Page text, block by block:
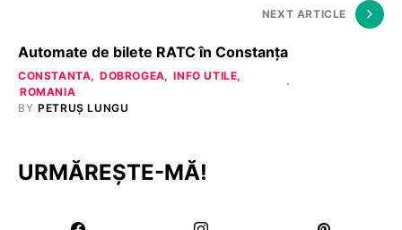
NEXT ARTICLE
Automate de bilete RATC în Constanța
CONSTANTA DOBROGEA
INFO UTILE
ROMANIA
BY PETRUȘ LUNGU
URMĂREȘTE-MĂ!